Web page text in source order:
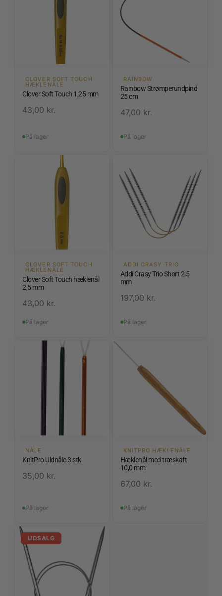
CLOVER SOFT TOUCH
HÆKLENÅLE
Clover Soft Touch 1,25 mm
43,00 kr.
På lager
RAINBOW
Rainbow Strømperundpind
25 cm
47,00 kr.
På lager
CLOVER SOFT TOUCH
HÆKLENÅLE
Clover Soft Touch hæklenål
2,5 mm
43,00 kr.
På lager
ADDI CRASY TRIO
Addi Crasy Trio Short 2,5
mm
197,00 kr.
På lager
NÅLE
KnitPro Uldnåle 3 stk.
35,00 kr.
På lager
KNITPRO HÆKLENÅLE
Hæklenål med træskaft
10,0 mm
67,00 kr.
På lager
UDSALG